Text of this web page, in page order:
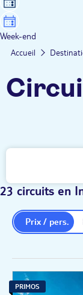
Week-end
Accueil
23 circuits en
Prix / pers.
PRIMOS